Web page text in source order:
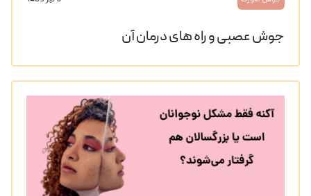
جوش عصبی و راه های درمان آن